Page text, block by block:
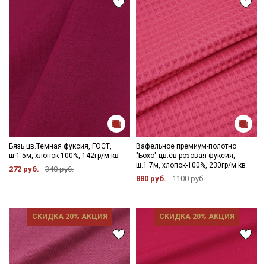
Бязь цв.Темная фуксия, ГОСТ,
ш.1.5м, хлопок-100%, 142гр/м.кв
272 руб. 340 руб.
Вафельное премиум-полотно
"Бохо" цв.св.розовая фуксия,
ш.1.7м, хлопок-100%, 230гр/м.кв
880 руб. 1100 руб.
СКИДКА 20% АКЦИЯ СКИДКА 20% АКЦИЯ
Ознакомлен(а) с
Политикой обработки персональных
данных
Согласие на обработку персональных
данных
Даю
Согласие на получение рекламных и
информационных рассылок